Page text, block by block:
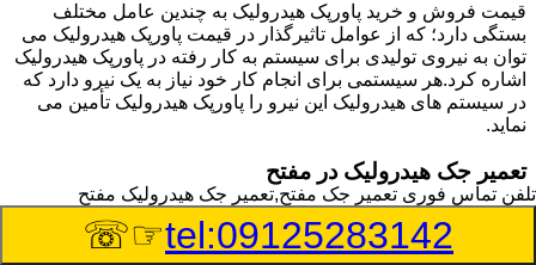
قیمت فروش و خرید پاورپک هیدرولیک به چندین عامل مختلف
بستگی دارد؛ که از عوامل تاثیرگذار در قیمت پاورپک هیدرولیک می
توان به نیروی تولیدی برای سیستم به کار رفته در پاورپک هیدرولیک
اشاره کرد.هر سیستمی برای انجام کار خود نیاز به یک نیرو دارد که
در سیستم های هیدرولیک این نیرو را پاورپک هیدرولیک تأمین می
نماید.
تعمیر جک هیدرولیک در مفتح
وسیله‎ای که با عملکرد خود موجب بلند شدن اهرم و یا وزن سنگین
در یک قسمت می گردد را جک هیدرولیک می نامند.جک هیدرولیک
تلفن تماس فوری تعمیر جک مفتح,تعمیر جک هیدرولیک مفتح
tel:09125283142
☞☏